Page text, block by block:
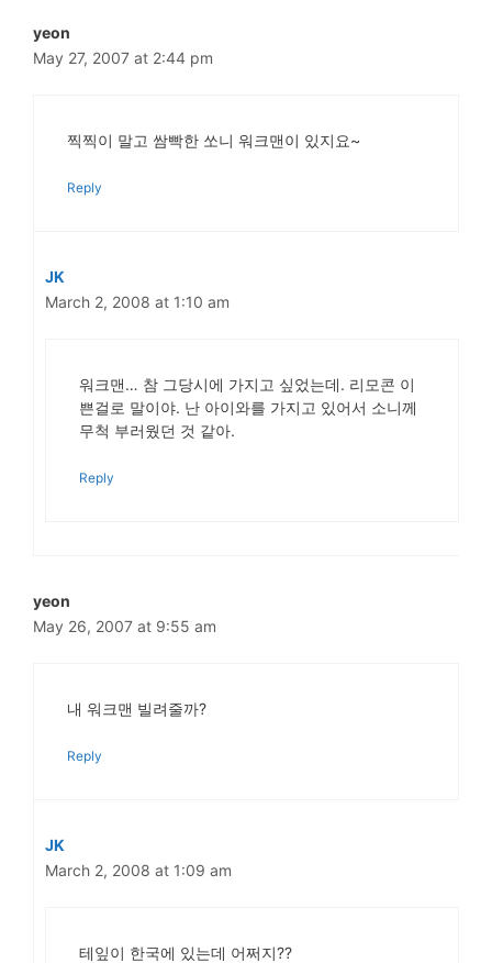
yeon
May 27, 2007 at 2:44 pm
찍찍이 말고 쌈빡한 쏘니 워크맨이 있지요~
Reply
JK
March 2, 2008 at 1:10 am
워크맨… 참 그당시에 가지고 싶었는데. 리모콘 이
쁜걸로 말이야. 난 아이와를 가지고 있어서 소니께
무척 부러웠던 것 같아.
Reply
yeon
May 26, 2007 at 9:55 am
내 워크맨 빌려줄까?
Reply
JK
March 2, 2008 at 1:09 am
테잎이 한국에 있는데 어쩌지??